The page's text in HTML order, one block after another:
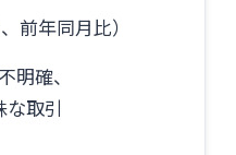
前年同月比）
明確、
取引